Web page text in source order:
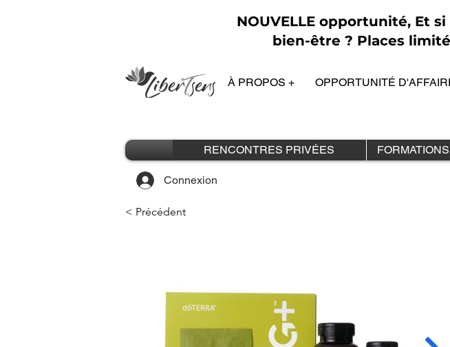
NOUVELLE opportunité, Et
bien-être ? Places
À PROPOS + OPPORTUNITÉ
RENCONTRES PRIVÉES
Connexion
< Précédent